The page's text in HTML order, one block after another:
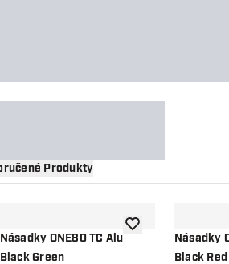
Produkty
přání
Násadky ONE80 TC Alu
Black Green
Přidat do seznamu
Násadky
Black Red